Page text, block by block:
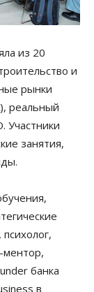
из 20
и
рынки
реальный
Участники
занятия,
ментор,
банка
в